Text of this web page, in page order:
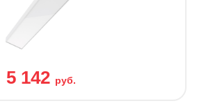
5 142 руб.